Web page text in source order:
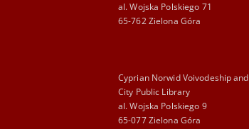
al. Wojska Polskiego 71
65-762 Zielona Góra
Cyprian Norwid Voivodeship and
City Public Library
al. Wojska Polskiego 9
65-077 Zielona Góra